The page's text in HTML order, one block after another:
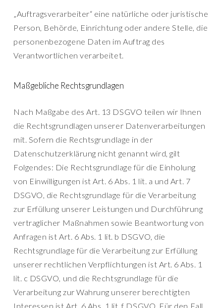
„Auftragsverarbeiter“ eine natürliche oder juristische
Person, Behörde, Einrichtung oder andere Stelle, die
personenbezogene Daten im Auftrag des
Verantwortlichen verarbeitet.
Maßgebliche Rechtsgrundlagen
Nach Maßgabe des Art. 13 DSGVO teilen wir Ihnen
die Rechtsgrundlagen unserer Datenverarbeitungen
mit. Sofern die Rechtsgrundlage in der
Datenschutzerklärung nicht genannt wird, gilt
Folgendes: Die Rechtsgrundlage für die Einholung
von Einwilligungen ist Art. 6 Abs. 1 lit. a und Art. 7
DSGVO, die Rechtsgrundlage für die Verarbeitung
zur Erfüllung unserer Leistungen und Durchführung
vertraglicher Maßnahmen sowie Beantwortung von
Anfragen ist Art. 6 Abs. 1 lit. b DSGVO, die
Rechtsgrundlage für die Verarbeitung zur Erfüllung
unserer rechtlichen Verpflichtungen ist Art. 6 Abs. 1
lit. c DSGVO, und die Rechtsgrundlage für die
Verarbeitung zur Wahrung unserer berechtigten
Interessen ist Art. 6 Abs. 1 lit. f DSGVO. Für den Fall,